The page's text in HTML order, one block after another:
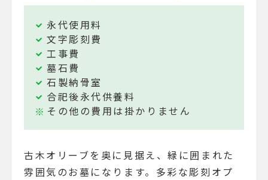
永代使用料
文字彫刻費
工事費
墓石費
石製納骨室
合祀後永代供養料
その他の費用は掛かりません
古木オリーブを奥に見据え、緑に囲まれた
雰囲気のお墓になります。多彩な彫刻オプ